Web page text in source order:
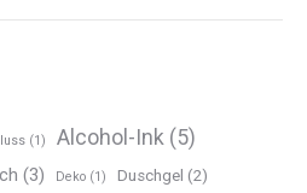
(1) Alcohol-Ink (5)
(3) Deko (1) Duschgel (2)